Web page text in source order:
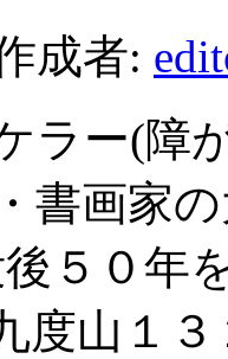
成者:
ラー(障
書画家
５０年
度山１